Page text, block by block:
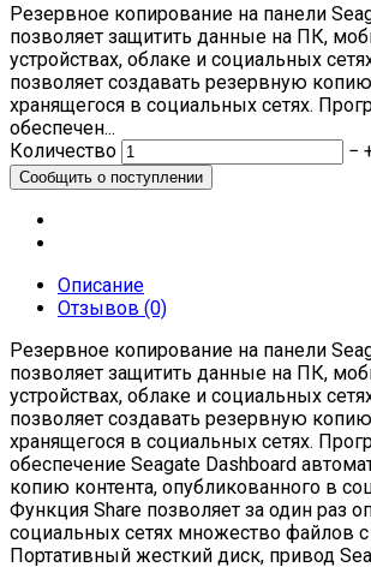
Резервное копирование на панели
позволяет защитить данные на ПК,
устройствах, облаке и социальных
позволяет создавать резервную
хранящегося в социальных сетях.
обеспечен...
Количество
−
Описание
Отзывов (0)
Резервное копирование на панели
позволяет защитить данные на ПК,
устройствах, облаке и социальных
позволяет создавать резервную
хранящегося в социальных сетях.
обеспечение Seagate Dashboard
копию контента, опубликованного в
Функция Share позволяет за один раз
социальных сетях множество файлов
Портативный жесткий диск, привод